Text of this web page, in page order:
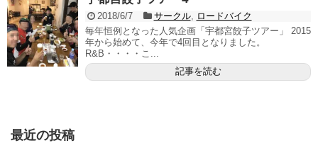
2018/6/7 サークル,
ロードバイク
毎年恒例となった人気企画「宇都宮餃子ツアー」 2015
年から始めて、今年で4回目となりました。
R&B・・・・こ...
記事を読む
最近の投稿